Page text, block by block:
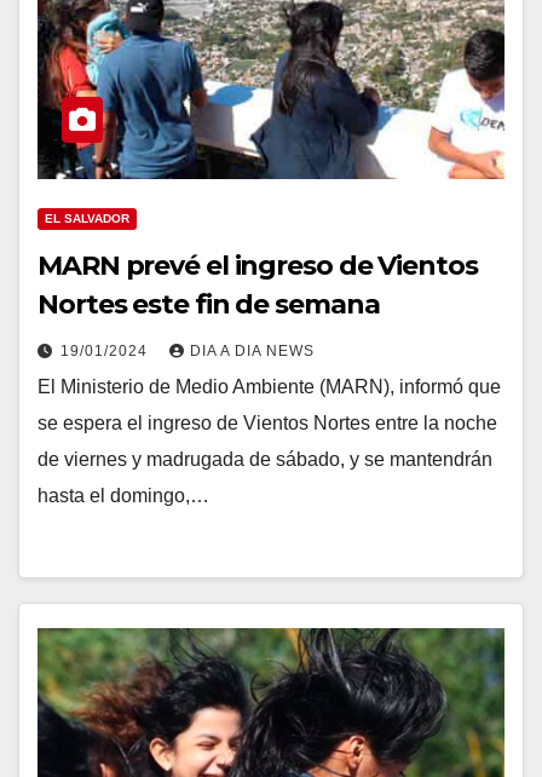
EL SALVADOR
MARN prevé el ingreso de Vientos
Nortes este fin de semana
19/01/2024 DIA A DIA NEWS
El Ministerio de Medio Ambiente (MARN), informó que
se espera el ingreso de Vientos Nortes entre la noche
de viernes y madrugada de sábado, y se mantendrán
hasta el domingo,…